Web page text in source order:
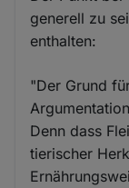
generell zu
enthalten:
"Der Grund
Denn dass
tierischer